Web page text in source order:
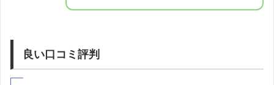
良い口コミ評判